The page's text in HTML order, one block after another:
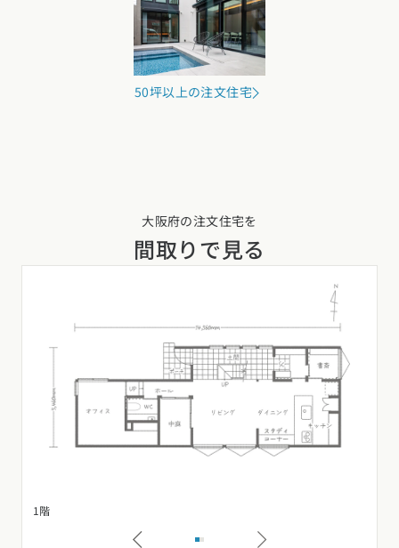
50坪以上の注文住宅
大阪府の注文住宅を
間取りで見る
1階